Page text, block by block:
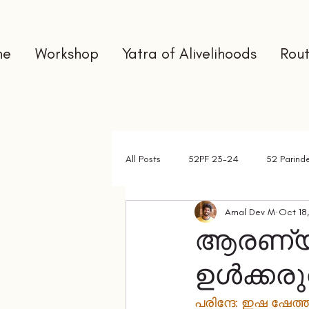
Workshop Yatra of Alivelihoods
All Posts 52PF 23-24 52
Interns
Amal Dev M Oct
പരിന്ദേ: ഇഷ